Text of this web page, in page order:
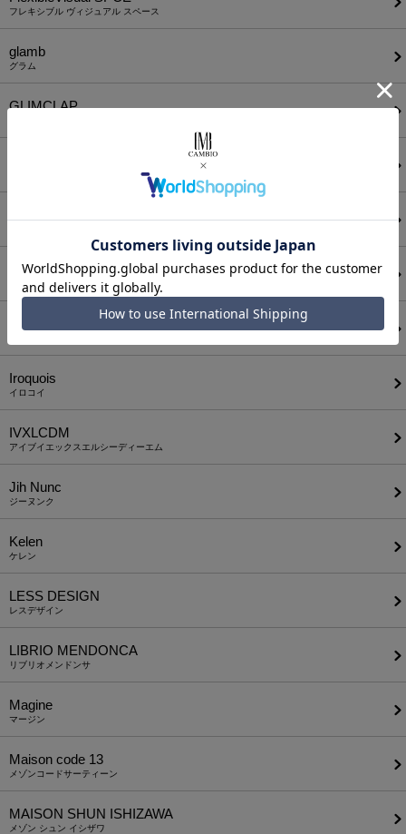
フレキシブル ヴィジュアル スペース
glamb
グラム
GLIMCLAP
HUNTISM
ハンティズム
IDEALISM SOUND
Iroquois
イロコイ
IVXLCDM
アイブイエックスエルシーディーエム
Jih Nunc
ジーヌンク
Kelen
ケレン
LESS DESIGN
レスデザイン
LIBRIO MENDONCA
リブリオメンドンサ
Magine
マージン
Maison code 13
メゾンコードサーティーン
MAISON SHUN ISHIZAWA
メゾン シュン イシザワ